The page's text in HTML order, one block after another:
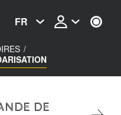
FR
/
DE